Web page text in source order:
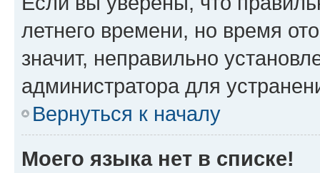
летнего времени, но время
значит, неправильно
администратора для
Вернуться к началу
Моего языка нет в списке!